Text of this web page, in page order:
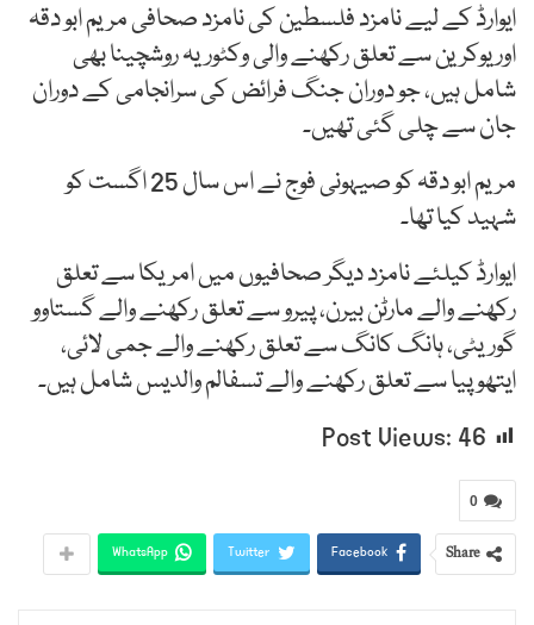
ایوارڈ کے لیے نامزد فلسطین کی نامزد صحافی مریم ابو دقہ
اور یوکرین سے تعلق رکھنے والی وکٹوریہ روشچینا بھی
شامل ہیں، جو دوران جنگ فرائض کی سرانجامی کے دوران
جان سے چلی گئی تھیں۔
مریم ابو دقہ کو صیہونی فوج نے اس سال 25 اگست کو
شہید کیا تھا۔
ایوارڈ کیلئے نامزد دیگر صحافیوں میں امریکا سے تعلق
رکھنے والے مارٹن بیرن، پیرو سے تعلق رکھنے والے گستاوو
گوریٹی، ہانگ کانگ سے تعلق رکھنے والے جمی لائی،
ایتھوپیا سے تعلق رکھنے والے تسفالم والدیس شامل ہیں۔
Post Views: 46
0
Share
Facebook
Twitter
WhatsApp